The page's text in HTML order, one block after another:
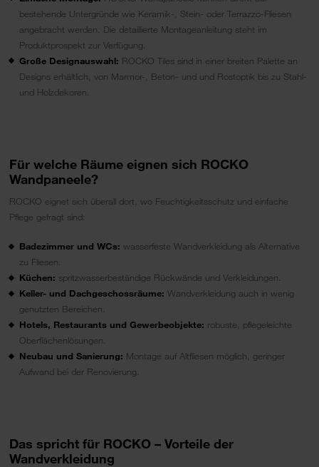
bestehende Untergründe wie Keramik-, Stein- oder Terrazzo-Fliesen
angebracht werden. Die detaillierte Montageanleitung steht im
Produktprospekt zur Verfügung.
Große Designauswahl: ROCKO Tiles sind in einer breiten Palette an
Designs erhältlich, von Marmor-, Beton- und und Rostoptik bis zu Stahl-
und Holzdekoren.
Für welche Räume eignen sich ROCKO
Wandpaneele?
ROCKO eignet sich überall dort, wo Feuchtigkeitsschutz und einfache
Pflege gefragt sind:
Badezimmer und WCs:wasserfeste Wandverkleidung als Alternative
zu Fliesen.
Küchen: spritzwasserbeständige Rückwände und Verkleidungen.
Keller- und Dachgeschossräume:Wandverkleidung auch in wenig
genutzten Bereichen.
Hotels, Restaurants und Gewerbeobjekte: robuste, pflegeleichte
Oberflächenlösungen.
Neubau und Sanierung: Montage auf Altfliesen möglich, geringer
Aufwand bei der Renovierung.
Das spricht für ROCKO – Vorteile der
Wandverkleidung